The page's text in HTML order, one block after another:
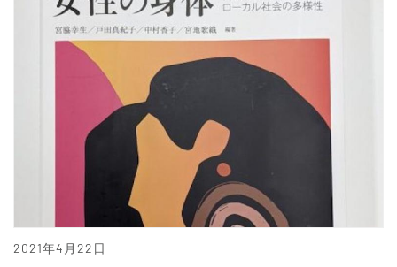
2021年4月22日